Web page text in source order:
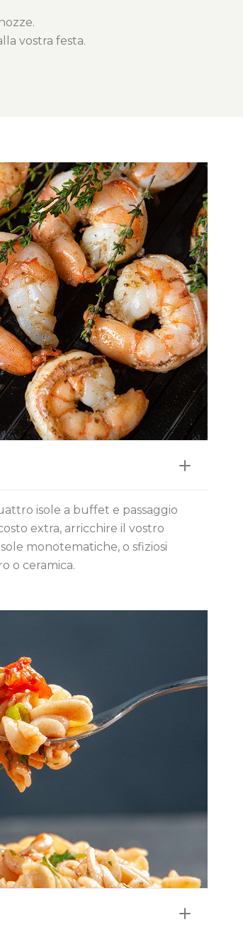
vostra festa.
isole a buffet e passaggio
extra, arricchire il vostro
monotematiche, o sfiziosi
o ceramica.